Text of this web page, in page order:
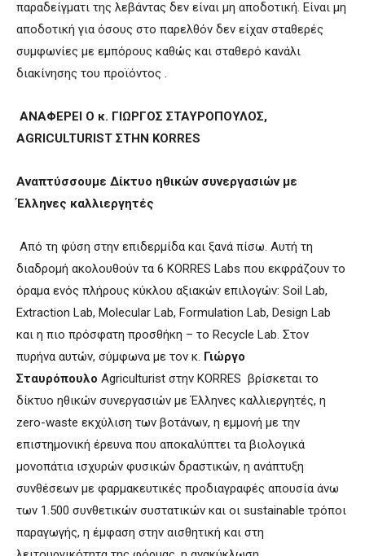
παραδείγματι της λεβάντας δεν είναι μη αποδοτική. Είναι μη
αποδοτική για όσους στο παρελθόν δεν είχαν σταθερές
συμφωνίες με εμπόρους καθώς και σταθερό κανάλι
διακίνησης του προϊόντος .
ΑΝΑΦΕΡΕΙ Ο κ. ΓΙΩΡΓΟΣ ΣΤΑΥΡΟΠΟΥΛΟΣ,
AGRICULTURIST ΣΤΗΝ KORRES
Αναπτύσσουμε Δίκτυο ηθικών συνεργασιών με
Έλληνες καλλιεργητές
Από τη φύση στην επιδερμίδα και ξανά πίσω. Αυτή τη
διαδρομή ακολουθούν τα 6 KORRES Labs που εκφράζουν το
όραμα ενός πλήρους κύκλου αξιακών επιλογών: Soil Lab,
Extraction Lab, Molecular Lab, Formulation Lab, Design Lab
και η πιο πρόσφατη προσθήκη – το Recycle Lab. Στον
πυρήνα αυτών, σύμφωνα με τον κ. Γιώργο
Σταυρόπουλο Agriculturist στην KORRES βρίσκεται το
δίκτυο ηθικών συνεργασιών με Έλληνες καλλιεργητές, η
zero-waste εκχύλιση των βοτάνων, η εμμονή με την
επιστημονική έρευνα που αποκαλύπτει τα βιολογικά
μονοπάτια ισχυρών φυσικών δραστικών, η ανάπτυξη
συνθέσεων με φαρμακευτικές προδιαγραφές απουσία άνω
των 1.500 συνθετικών συστατικών και οι sustainable τρόποι
παραγωγής, η έμφαση στην αισθητική και στη